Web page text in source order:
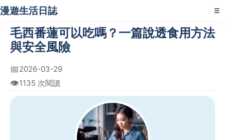
漫遊生活日誌 ☰
毛西番蓮可以吃嗎？一篇說透食用方法
與安全風險
📅2026-03-29
👁️1135 次閱讀